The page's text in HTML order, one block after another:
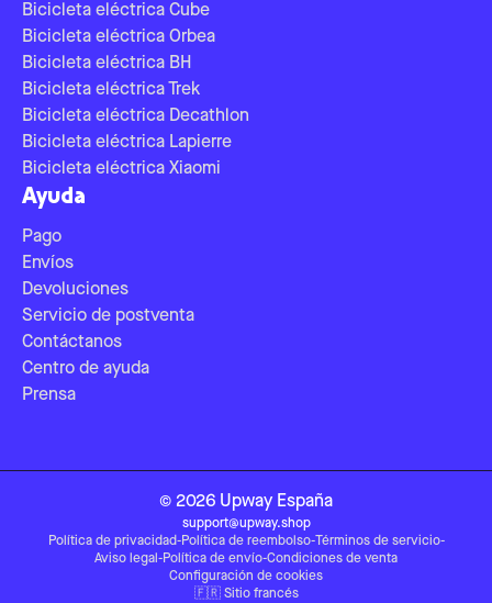
Bicicleta eléctrica Cube
Bicicleta eléctrica Orbea
Bicicleta eléctrica BH
Bicicleta eléctrica Trek
Bicicleta eléctrica Decathlon
Bicicleta eléctrica Lapierre
Bicicleta eléctrica Xiaomi
Ayuda
Pago
Envíos
Devoluciones
Servicio de postventa
Contáctanos
Centro de ayuda
Prensa
© 2026 Upway España
support@upway.shop
Política de privacidad-Política de reembolso-Términos de servicio-
Aviso legal -Política de envío-Condiciones de venta
Configuración de cookies
🇫🇷 Sitio francés